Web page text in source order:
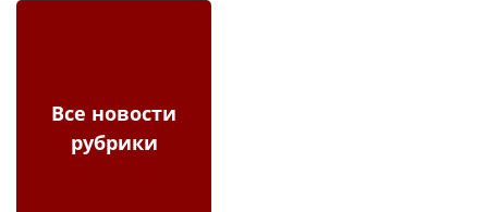
Все новости
рубрики